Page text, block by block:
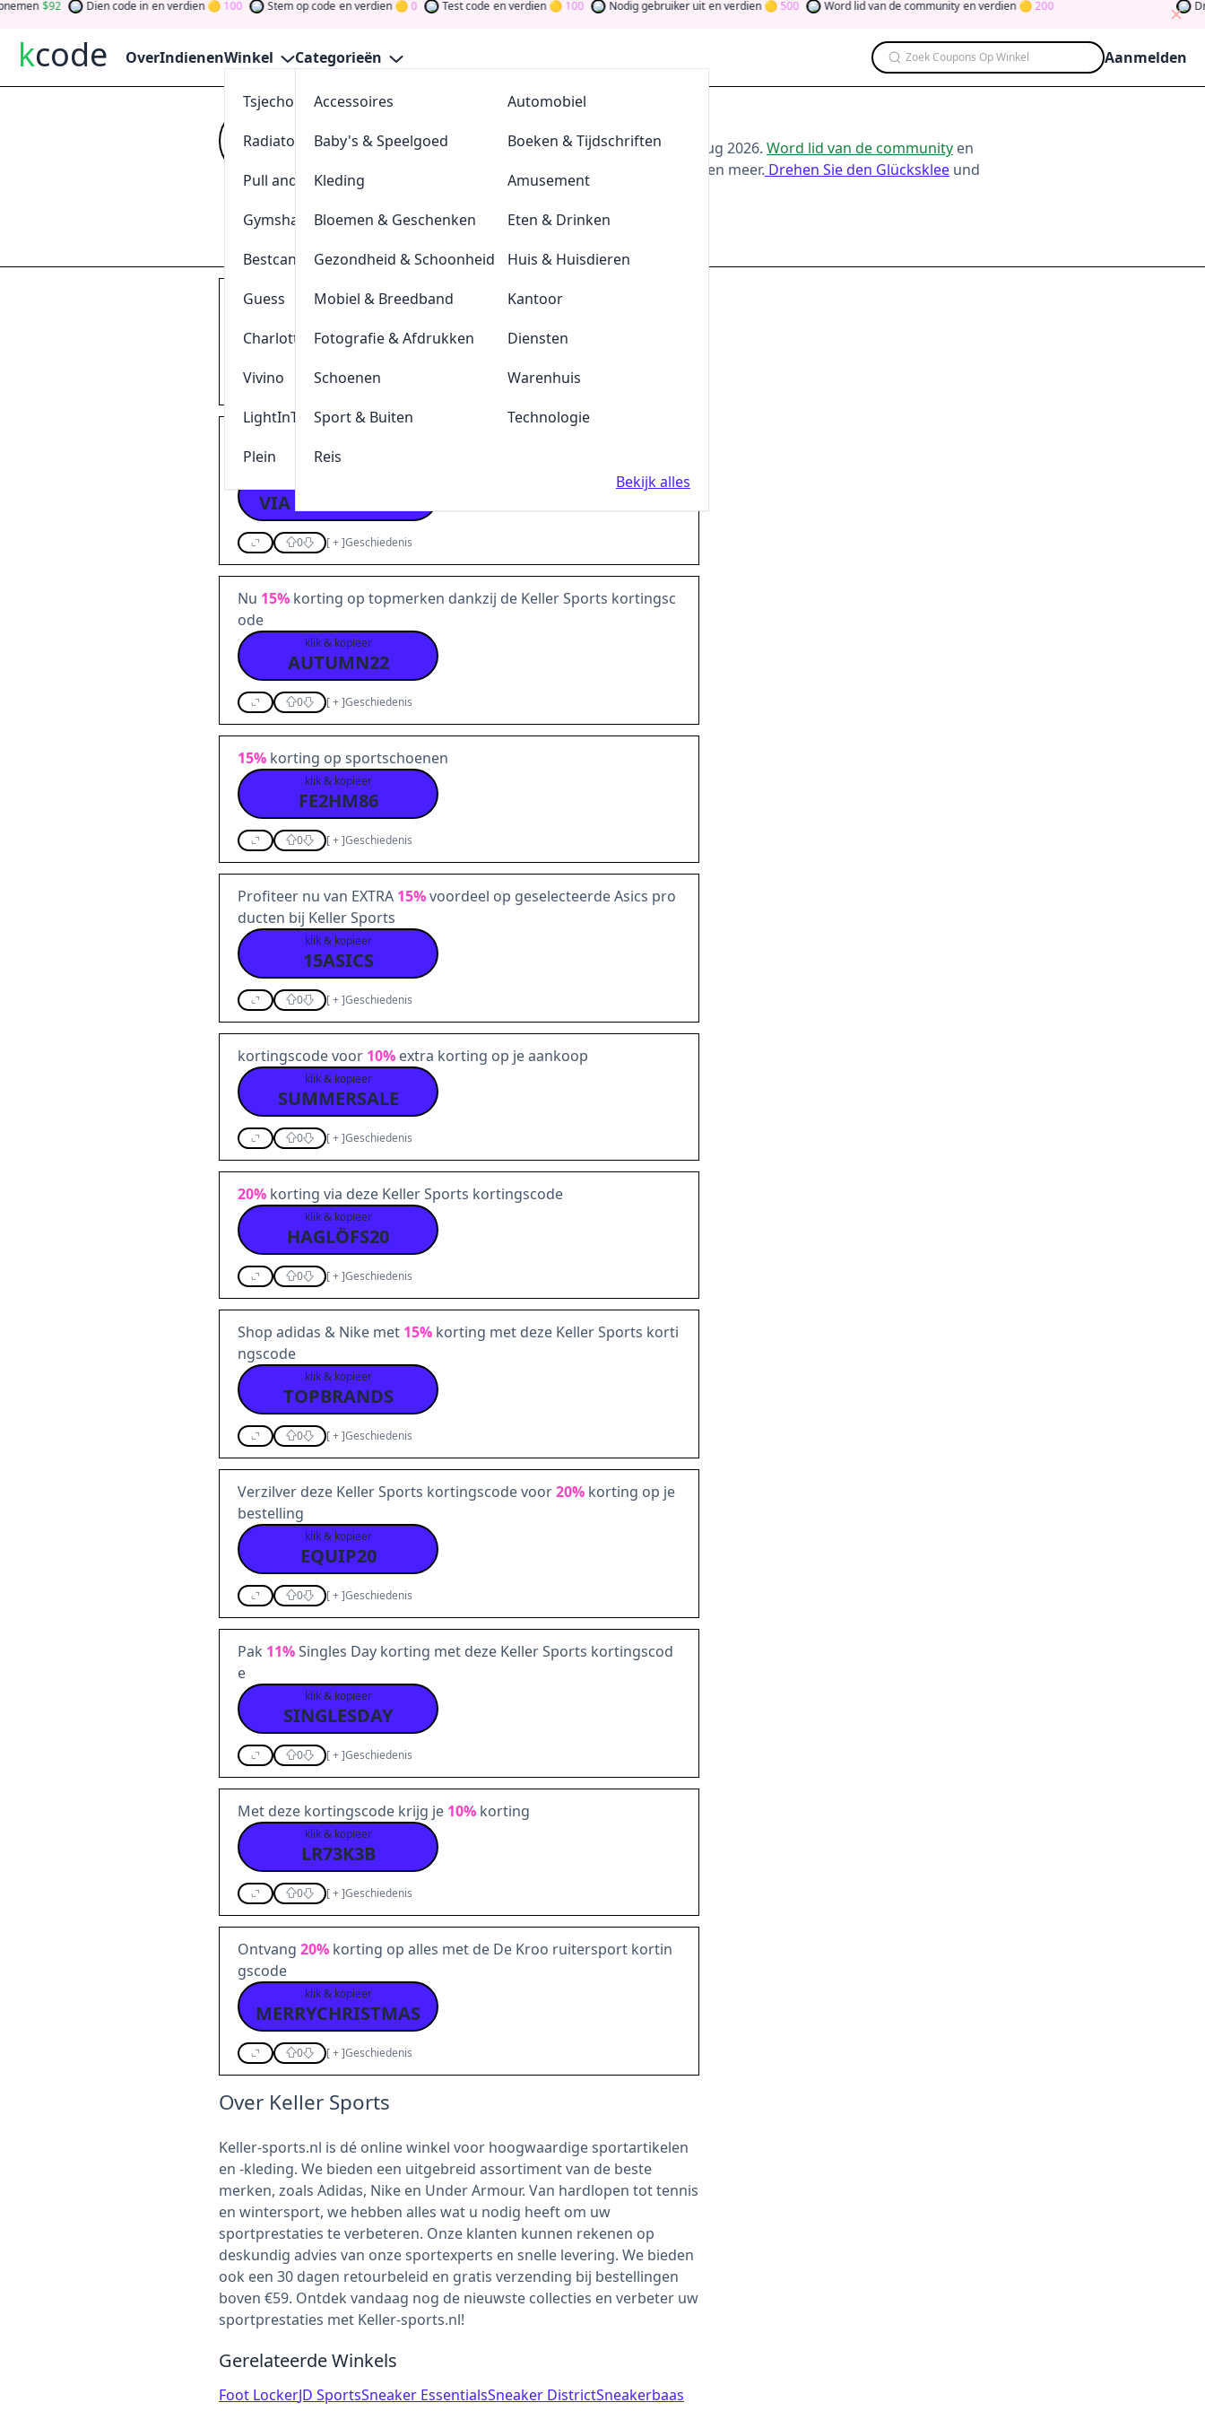
92 Dien code in en verdien 100 Stem op code en verdien 0 Test code en verdien 100 Nodig gebruiker uit en verdien 500 Word lid van de community en verdien 200 Draai
kcode OverIndienenWinkel
Tsjechoreizen
AllesvoorBBQ
Radiatorendiscounter
De Klompengigant
Pull and Bear
Lensonline
Gymshark
Quickjewels
Bestcanvas
BrewDog
Guess
Tefal
Charlotte Tilbury
Durex
Vivino
LightInThebox
Fun en Feest
Plein
Categorieën
Accessoires
Automobiel
Baby's & Speelgoed
Boeken & Tijdschriften
Kleding
Amusement
Bloemen & Geschenken
Eten & Drinken
Gezondheid & Schoonheid
Huis & Huisdieren
Mobiel & Breedband
Kantoor
Fotografie & Afdrukken
Diensten
Schoenen
Warenhuis
Sport & Buiten
Technologie
Reis
Bekijk alles
Zoek Coupons Op Winkel Aanmelden
Kijk opkcodevoor de beste Keller Sports-aanbiedingen van aug 2026. Word lid van de community en
verdien tokens door bij te dragen via stemmen, testen, delen en meer. Drehen Sie den Glücksklee und
gewinnen Sie Geld
Indienen keller-sports.nl
Keller Sports kortingscode om te shoppen met10%
WOMENSDAY23
[+]Geschiedenis
ode
VIA NIEUWSBRIEF
0 [+]Geschiedenis
Nu 15% korting op topmerken dankzij de Keller Sports kortingsc
ode
klik & kopieer
AUTUMN22
0 [+]Geschiedenis
15% korting op sportschoenen
klik & kopieer
FE2HM86
0 [+]Geschiedenis
Profiteer nu van EXTRA 15%voordeel op geselecteerde Asics pro
ducten bij Keller Sports
klik & kopieer
15ASICS
0 [+]Geschiedenis
kortingscode voor 10% extra korting op je aankoop
klik & kopieer
SUMMERSALE
0 [+]Geschiedenis
20% korting via deze Keller Sports kortingscode
klik & kopieer
HAGLÖFS20
0 [+]Geschiedenis
Shop adidas & Nike met 15% korting met deze Keller Sports korti
ngscode
klik & kopieer
TOPBRANDS
0 [+]Geschiedenis
Verzilver deze Keller Sports kortingscode voor20% korting op je
bestelling
klik & kopieer
EQUIP20
0 [+]Geschiedenis
Pak 11%Singles Day korting met deze Keller Sports kortingscod
e
klik & kopieer
SINGLESDAY
0 [+]Geschiedenis
Met deze kortingscode krijg je 10% korting
klik & kopieer
LR73K3B
0 [+]Geschiedenis
Ontvang 20% korting op alles met de De Kroo ruitersport kortin
gscode
klik & kopieer
MERRYCHRISTMAS
0 [+]Geschiedenis
Over Keller Sports
Keller-sports.nl is dé online winkel voor hoogwaardige sportartikelen
en -kleding. We bieden een uitgebreid assortiment van de beste
merken, zoals Adidas, Nike en Under Armour. Van hardlopen tot tennis
en wintersport, we hebben alles wat u nodig heeft om uw
sportprestaties te verbeteren. Onze klanten kunnen rekenen op
deskundig advies van onze sportexperts en snelle levering. We bieden
ook een 30 dagen retourbeleid en gratis verzending bij bestellingen
boven €59. Ontdek vandaag nog de nieuwste collecties en verbeter uw
sportprestaties met Keller-sports.nl!
Gerelateerde Winkels
Foot LockerJD SportsSneaker EssentialsSneaker DistrictSneakerbaas